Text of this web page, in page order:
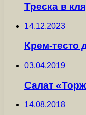
Треска в
14.12.2023
Крем-тесто
03.04.2019
Салат
14.08.2018